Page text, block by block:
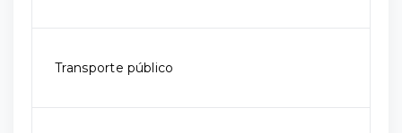
Transporte público